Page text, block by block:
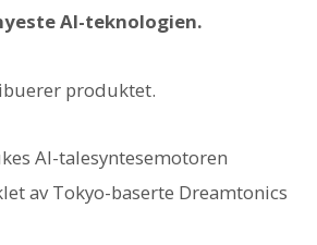
AI-teknologien.
produktet.
AI-talesyntesemotoren
av Tokyo-baserte Dreamtonics